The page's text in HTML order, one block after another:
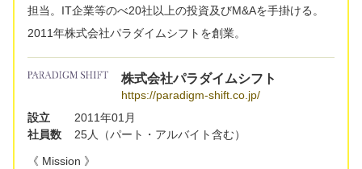
担当。IT企業等のべ20社以上の投資及びM&Aを手掛ける。
2011年株式会社パラダイムシフトを創業。
株式会社パラダイムシフト
https://paradigm-shift.co.jp/
設立
2011年01月
社員数
25人（パート・アルバイト含む）
《 Mission 》